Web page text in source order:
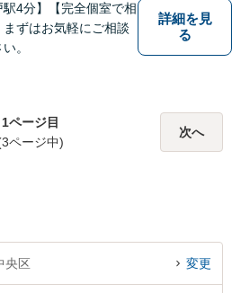
駅4分】【完全個室で相
まずはお気軽にご相談
。
詳細を見
る
1ページ目
ページ中)
次へ
央区 変更